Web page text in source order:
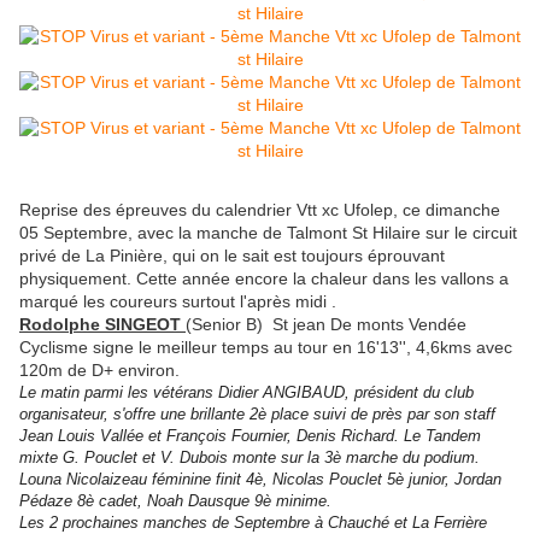
Reprise des épreuves du calendrier Vtt xc Ufolep, ce dimanche
05 Septembre, avec la manche de Talmont St Hilaire sur le circuit
privé de La Pinière, qui on le sait est toujours éprouvant
physiquement. Cette année encore la chaleur dans les vallons a
marqué les coureurs surtout l'après midi .
Rodolphe SINGEOT (Senior B) St jean De monts Vendée
Cyclisme signe le meilleur temps au tour en 16'13'', 4,6kms avec
120m de D+ environ.
Le matin parmi les vétérans Didier ANGIBAUD, président du club
organisateur, s'offre une brillante 2è place suivi de près par son staff
Jean Louis Vallée et François Fournier, Denis Richard. Le Tandem
mixte G. Pouclet et V. Dubois monte sur la 3è marche du podium.
Louna Nicolaizeau féminine finit 4è, Nicolas Pouclet 5è junior, Jordan
Pédaze 8è cadet, Noah Dausque 9è minime.
Les 2 prochaines manches de Septembre à Chauché et La Ferrière